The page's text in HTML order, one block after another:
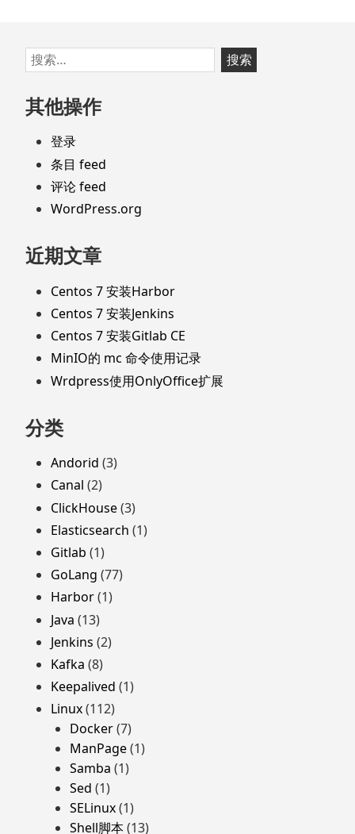
跳
至
页
脚
搜
索：
其他操作
登录
条目 feed
评论 feed
WordPress.org
近期文章
Centos 7 安装Harbor
Centos 7 安装Jenkins
Centos 7 安装Gitlab CE
MinIO的 mc 命令使用记录
Wrdpress使用OnlyOffice扩展
分类
Andorid (3)
Canal (2)
ClickHouse(3)
Elasticsearch (1)
Gitlab (1)
GoLang (77)
Harbor(1)
Java (13)
Jenkins (2)
Kafka (8)
Keepalived (1)
Linux(112)
Docker(7)
ManPage(1)
Samba (1)
Sed (1)
SELinux(1)
Shell脚本(13)